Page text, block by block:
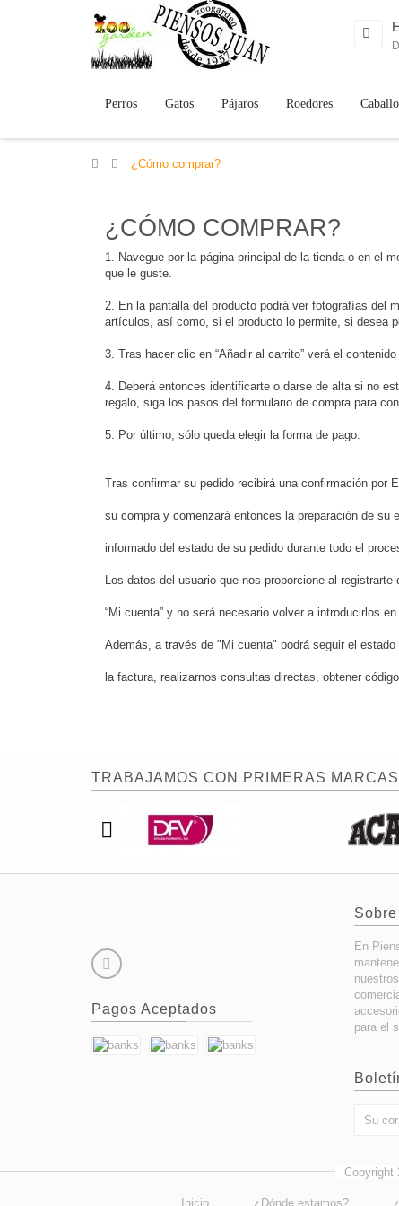
Perros Gatos Pájaros Roedores
> ¿Cómo comprar?
¿CÓMO COMPRAR?
1. Navegue por la página principal de la tienda o en el
que le guste.
2. En la pantalla del producto podrá ver fotografías del
artículos, así como, si el producto lo permite, si desea
3. Tras hacer clic en “Añadir al carrito” verá el
4. Deberá entonces identificarte o darse de alta si no
regalo, siga los pasos del formulario de compra para
5. Por último, sólo queda elegir la forma de pago.
Tras confirmar su pedido recibirá una confirmación por
su compra y comenzará entonces la preparación de su
informado del estado de su pedido durante todo el
Los datos del usuario que nos proporcione al registrarte
“Mi cuenta” y no será necesario volver a introducirlos
Además, a través de "Mi cuenta" podrá seguir el
la factura, realizarnos consultas directas, obtener
TRABAJAMOS CON PRIMERAS MARCAS
Pagos Aceptados
En
para el
Copyright
Inicio ¿Dónde estamos?